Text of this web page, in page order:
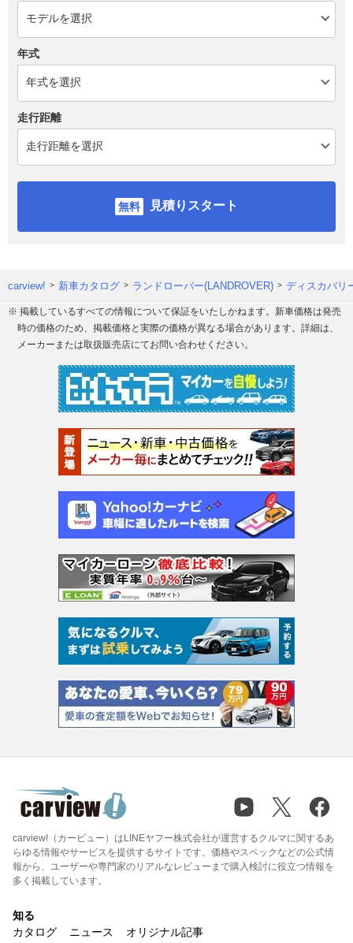
年式
走行距離
見積りスタート
carview! 新車カタログ ランドローバー(LANDROVER) ディスカバリ
※ 掲載しているすべての情報について保証をいたしかねます。新車価格は発売
時の価格のため、掲載価格と実際の価格が異なる場合があります。詳細は、
メーカーまたは取扱販売店にてお問い合わせください。
carview!（カービュー）はLINEヤフー株式会社が運営するクルマに関するあ
らゆる情報やサービスを提供するサイトです。価格やスペックなどの公式情
報から、ユーザーや専門家のリアルなレビューまで購入検討に役立つ情報を
多く掲載しています。
知る
カタログ
ニュース オリジナル記事